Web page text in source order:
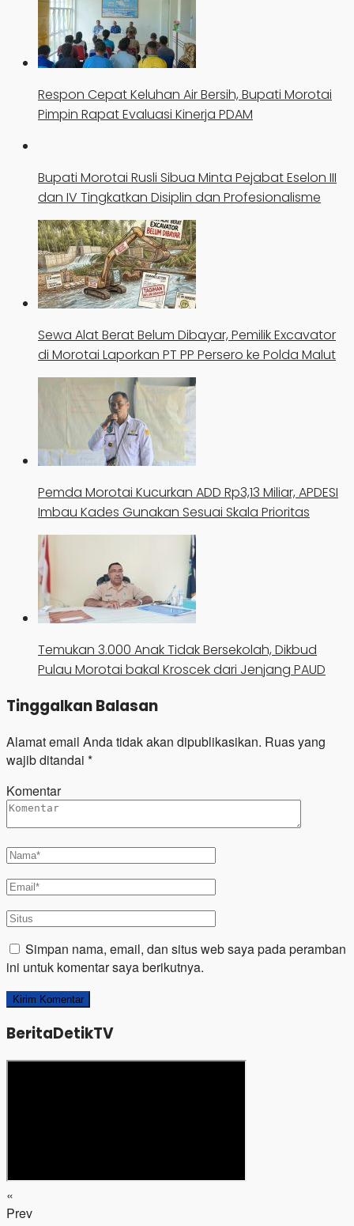
Respon Cepat Keluhan Air Bersih, Bupati Morotai
Pimpin Rapat Evaluasi Kinerja PDAM
Bupati Morotai Rusli Sibua Minta Pejabat Eselon III
dan IV Tingkatkan Disiplin dan Profesionalisme
Sewa Alat Berat Belum Dibayar, Pemilik Excavator
di Morotai Laporkan PT PP Persero ke Polda Malut
Pemda Morotai Kucurkan ADD Rp3,13 Miliar, APDESI
Imbau Kades Gunakan Sesuai Skala Prioritas
Temukan 3.000 Anak Tidak Bersekolah, Dikbud
Pulau Morotai bakal Kroscek dari Jenjang PAUD
Tinggalkan Balasan
Alamat email Anda tidak akan dipublikasikan. Ruas yang
wajib ditandai *
Komentar
Simpan nama, email, dan situs web saya pada peramban
ini untuk komentar saya berikutnya.
BeritaDetikTV
«
Prev